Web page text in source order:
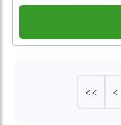
<<
<